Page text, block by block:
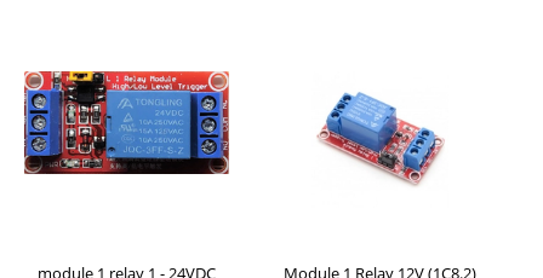
module 1 relay 1 - 24VDC Module 1 Relay 12V (1C8.2)